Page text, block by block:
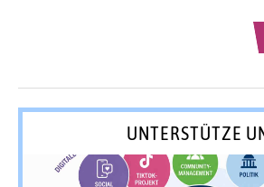
UNTERSTÜTZE